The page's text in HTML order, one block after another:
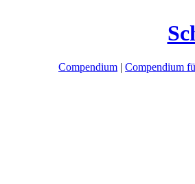
Compendium | Compendium